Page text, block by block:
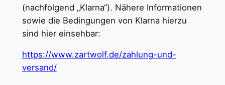
(nachfolgend „Klarna“). Nähere Informationen
sowie die Bedingungen von Klarna hierzu
sind hier einsehbar:
https://www.zartwolf.de/zahlung-und-
versand/